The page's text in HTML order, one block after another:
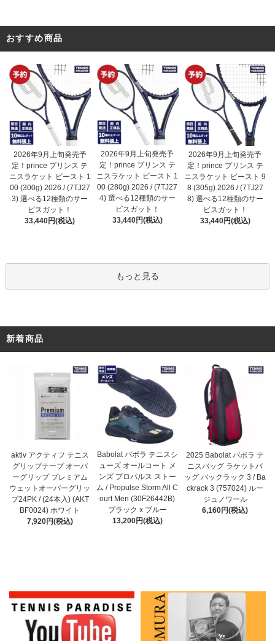
おすすめ商品
2026年9月上旬発売予
定！prince プリンス テ
ニスラケット ビースト 1
00 (300g) 2026 / (7TJ27
3) 選べる12種類のサー
ビスガット！
33,440円(税込)
2026年9月上旬発売予
定！prince プリンス テ
ニスラケット ビースト 1
00 (280g) 2026 / (7TJ27
4) 選べる12種類のサー
ビスガット！
33,440円(税込)
2026年9月上旬発売予
定！prince プリンス テ
ニスラケット ビースト 9
8 (305g) 2026 / (7TJ27
8) 選べる12種類のサー
ビスガット！
33,440円(税込)
もっと見る
新着商品
aktiv アクティフ テニス
グリップテープ オーバ
ーグリップ プレミアム
ウェットオーバーグリッ
プ24PK / (24本入) (AKT
BF0024) ホワイト
7,920円(税込)
Babolat バボラ テニスシ
ューズ オールコート メ
ンズ プロパルス ストー
ム / Propulse Storm All C
ourt Men (30F26442B)
ブラック x ブルー
13,200円(税込)
2025 Babolat バボラ テ
ニスバッグ ラケットバ
ッグ バックラック 3 / Ba
ckrack 3 (757024) ルー
ジュノワール
6,160円(税込)